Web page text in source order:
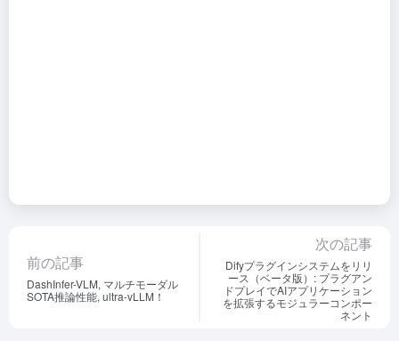
前の記事
DashInfer-VLM, マルチモーダル
SOTA推論性能, ultra-vLLM！
次の記事
Difyプラグインシステムをリリ
ース（ベータ版）: プラグアン
ドプレイでAIアプリケーション
を拡張するモジュラーコンポー
ネント